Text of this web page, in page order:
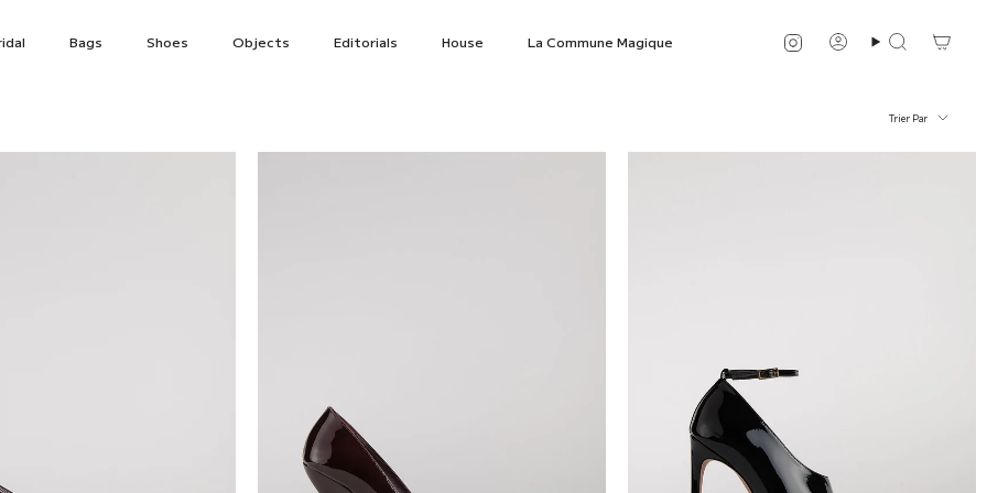
Bags Shoes Objects Editorials House La Commune Magique Instagram
CompteRecherche
Trier
par
Trier Par